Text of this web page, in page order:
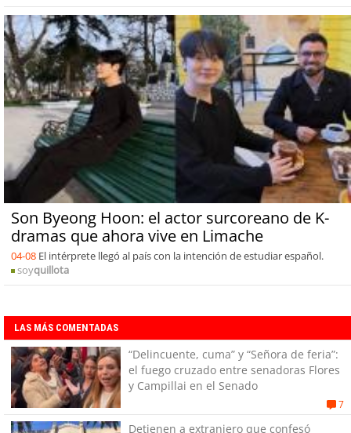
Son Byeong Hoon: el actor surcoreano de K-
dramas que ahora vive en Limache
04-08 El intérprete llegó al país con la intención de estudiar español.
soyquillota
LAS MÁS COMENTADAS
“Delincuente, cuma” y “Señora de feria”:
el fuego cruzado entre senadoras Flores
y Campillai en el Senado
7
Detienen a extranjero que confesó